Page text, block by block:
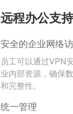
远程办公支持
安全的企业网络
员工可以通过VPN
业内部资源，确保
和完整性。
统一管理